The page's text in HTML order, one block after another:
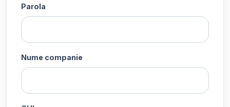
Parola
Nume companie